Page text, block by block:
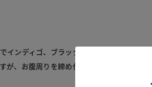
ンディゴ、ブラックを追加購入しました。
、お腹周りを締め付けるのが嫌なので、9号